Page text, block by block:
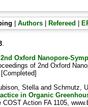
Authors| Refereed
.
2nd Oxford Nanopore-
of 2nd Oxford
StellaandSchmutz,
in Organic
Action FA 1105,